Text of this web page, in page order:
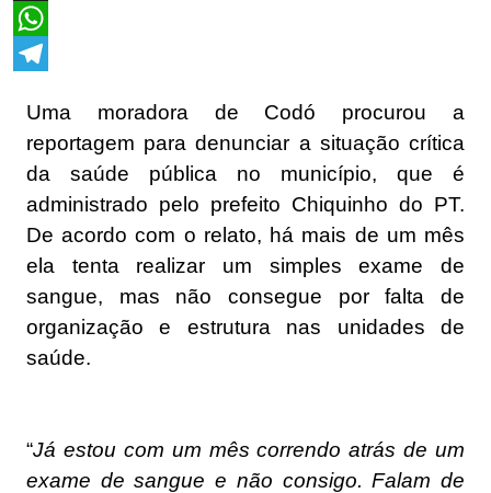
X
WhatsApp
Uma moradora de Codó procurou a
reportagem para denunciar a situação crítica
da saúde pública no município, que é
administrado pelo prefeito Chiquinho do PT.
De acordo com o relato, há mais de um mês
ela tenta realizar um simples exame de
sangue, mas não consegue por falta de
organização e estrutura nas unidades de
saúde.
“Já estou com um mês correndo atrás de um
exame de sangue e não consigo. Falam de